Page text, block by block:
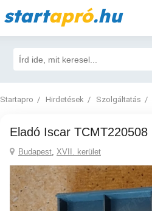
startapró.hu
Startapro Hirdetések Szolgáltatás
Eladó Iscar
Budapest, XVII. kerület